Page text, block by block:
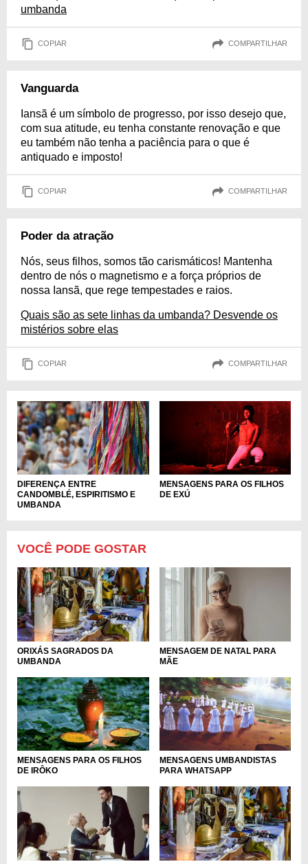
umbanda
COPIAR COMPARTILHAR
Vanguarda
Iansã é um símbolo de progresso, por isso desejo que,
com sua atitude, eu tenha constante renovação e que
eu também não tenha a paciência para o que é
antiquado e imposto!
COPIAR COMPARTILHAR
Poder da atração
Nós, seus filhos, somos tão carismáticos! Mantenha
dentro de nós o magnetismo e a força próprios de
nossa Iansã, que rege tempestades e raios.
Quais são as sete linhas da umbanda? Desvende os
mistérios sobre elas
COPIAR COMPARTILHAR
DIFERENÇA ENTRE
CANDOMBLÉ, ESPIRITISMO E
UMBANDA
MENSAGENS PARA OS FILHOS
DE EXÚ
VOCÊ PODE GOSTAR
ORIXÁS SAGRADOS DA
UMBANDA
MENSAGEM DE NATAL PARA
MÃE
MENSAGENS PARA OS FILHOS
DE IRÔKO
MENSAGENS UMBANDISTAS
PARA WHATSAPP